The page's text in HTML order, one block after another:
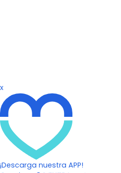
x
¡Descarga nuestra APP!